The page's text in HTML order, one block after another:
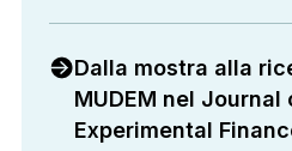
Dalla mostra alla
MUDEM nel
Experimental